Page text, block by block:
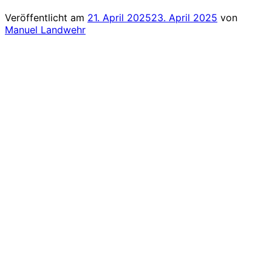
Veröffentlicht am 21. April 202523. April 2025 von
Manuel Landwehr